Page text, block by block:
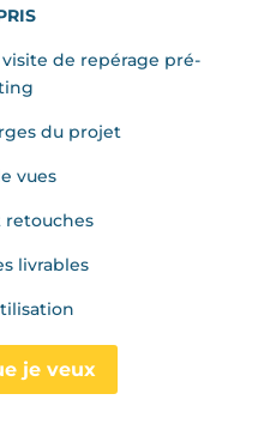
de repérage pré-
du projet
vues
retouches
livrables
je veux